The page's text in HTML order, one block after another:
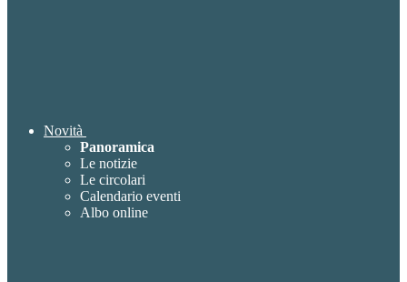
Novità
Panoramica
Le notizie
Le circolari
Calendario eventi
Albo online